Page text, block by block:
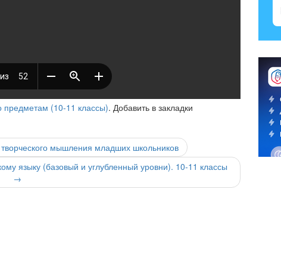
(10-11 классы). Добавить в закладки
мышления младших школьников
языку (базовый и углубленный уровни). 10-11 классы
→